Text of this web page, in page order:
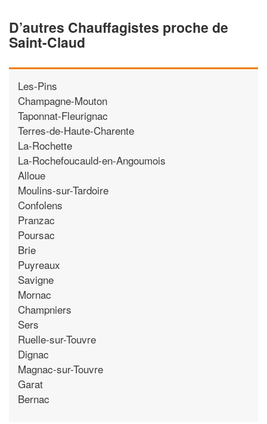
D’autres Chauffagistes proche de
Saint-Claud
Les-Pins
Champagne-Mouton
Taponnat-Fleurignac
Terres-de-Haute-Charente
La-Rochette
La-Rochefoucauld-en-Angoumois
Alloue
Moulins-sur-Tardoire
Confolens
Pranzac
Poursac
Brie
Puyreaux
Savigne
Mornac
Champniers
Sers
Ruelle-sur-Touvre
Dignac
Magnac-sur-Touvre
Garat
Bernac